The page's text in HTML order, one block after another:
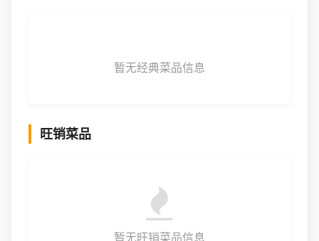
暂无经典菜品信息
旺销菜品
暂无旺销菜品信息